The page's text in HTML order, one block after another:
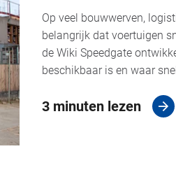
Op veel bouwwerven,
belangrijk dat voertuigen
de Wiki Speedgate
beschikbaar is en waar
3 minuten lezen